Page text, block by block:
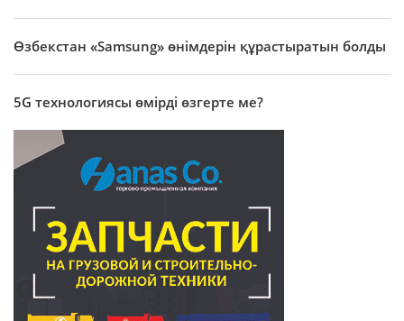
Өзбекстан «Samsung» өнімдерін құрастыратын болды
5G технологиясы өмірді өзгерте ме?